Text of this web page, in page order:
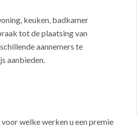
keuken, badkamer
tot de plaatsing van
aannemers te
aanbieden.
welke werken u een premie